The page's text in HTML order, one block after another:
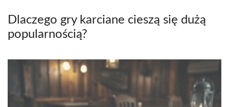
Dlaczego gry karciane cieszą się dużą
popularnością?